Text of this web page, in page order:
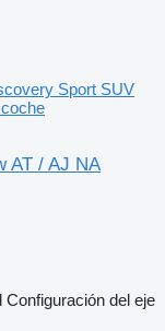
Sport SUV
AT / AJ NA
Configuración del eje